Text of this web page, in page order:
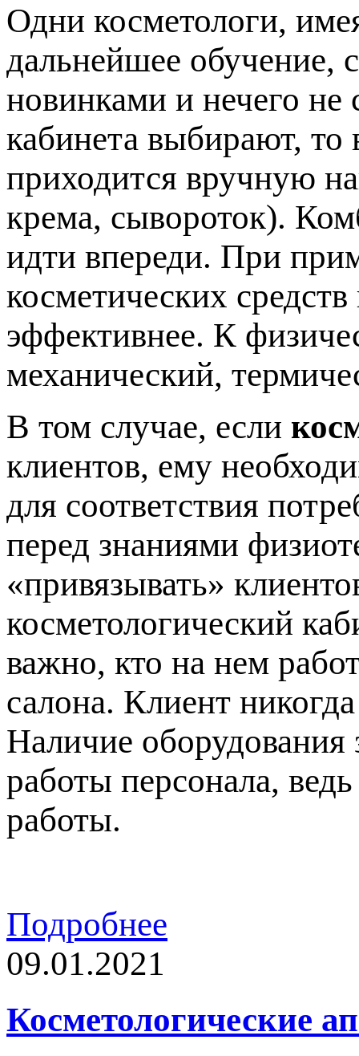
Одни косметологи,
дальнейшее обучение,
новинками и нечего
кабинета выбирают, то
приходится вручную
крема, сывороток).
идти впереди. При
косметических
эффективнее. К
механический,
В том случае, если
клиентов, ему
для соответствия
перед знаниями
«привязывать»
косметологический
важно, кто на нем
салона. Клиент
Наличие оборудования
работы персонала,
работы.
Подробнее
09.01.2021
Косметологические